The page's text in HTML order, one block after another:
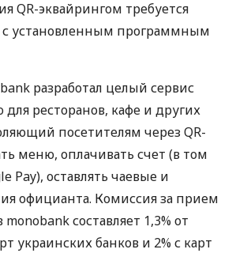
QR-эквайрингом требуется
с установленным программным
разработал целый сервис
для ресторанов, кафе и других
посетителям через QR-
меню, оплачивать счет (в том
Pay), оставлять чаевые и
официанта. Комиссия за прием
составляет 1,3% от
украинских банков и 2% с карт